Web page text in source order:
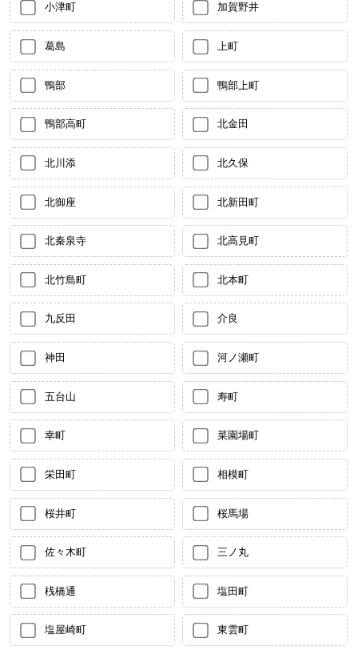
小津町 加賀野井
葛島 上町
鴨部 鴨部上町
鴨部高町 北金田
北川添 北久保
北御座 北新田町
北秦泉寺 北高見町
北竹島町 北本町
九反田 介良
神田 河ノ瀬町
五台山 寿町
幸町 菜園場町
栄田町 相模町
桜井町 桜馬場
佐々木町 三ノ丸
桟橋通 塩田町
塩屋崎町 東雲町